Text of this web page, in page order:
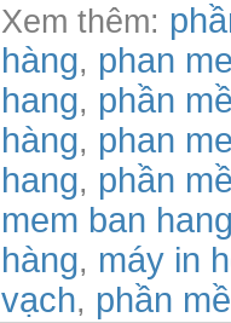
Xem thêm:
hàng, phan
hang, phần
hàng, phan
hang, phần
mem ban hang
hàng, máy in
vạch, phần